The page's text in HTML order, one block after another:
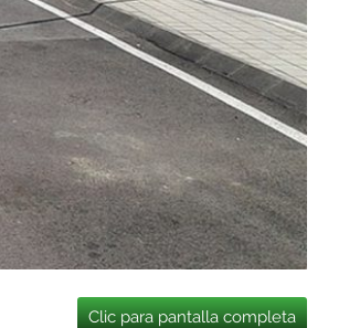
Clic para pantalla completa